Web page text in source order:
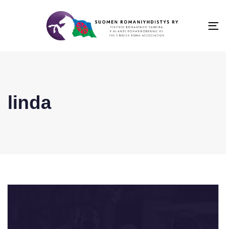
linda